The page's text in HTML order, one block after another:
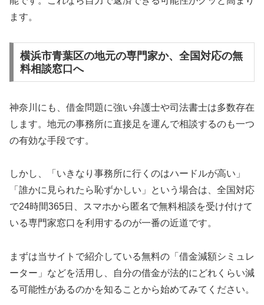
ます。
横浜市青葉区の地元の専門家か、全国対応の無
料相談窓口へ
神奈川にも、借金問題に強い弁護士や司法書士は多数存在
します。地元の事務所に直接足を運んで相談するのも一つ
の有効な手段です。
しかし、「いきなり事務所に行くのはハードルが高い」
「誰かに見られたら恥ずかしい」という場合は、全国対応
で24時間365日、スマホから匿名で無料相談を受け付けて
いる専門家窓口を利用するのが一番の近道です。
まずは当サイトで紹介している無料の「借金減額シミュレ
ーター」などを活用し、自分の借金が法的にどれくらい減
る可能性があるのかを知ることから始めてみてください。